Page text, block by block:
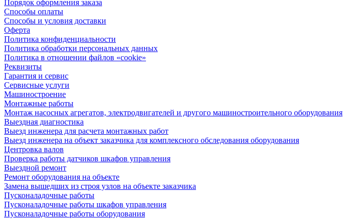
Порядок оформления заказа
Способы оплаты
Способы и условия доставки
Оферта
Политика конфиденциальности
Политика обработки персональных данных
Политика в отношении файлов «cookie»
Реквизиты
Гарантия и сервис
Сервисные услуги
Машиностроение
Монтажные работы
Монтаж насосных агрегатов, электродвигателей и другого машиностроительного оборудования
Выездная диагностика
Выезд инженера для расчета монтажных работ
Выезд инженера на объект заказчика для комплексного обследования оборудования
Центровка валов
Проверка работы датчиков шкафов управления
Выездной ремонт
Ремонт оборудования на объекте
Замена вышедших из строя узлов на объекте заказчика
Пусконаладочные работы
Пусконаладочные работы шкафов управления
Пусконаладочные работы оборудования